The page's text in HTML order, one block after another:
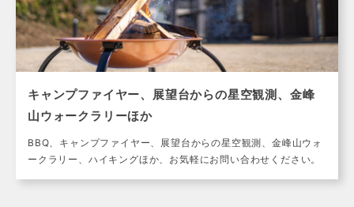
キャンプファイヤー、展望台からの星空観測、金峰
山ウォークラリーほか
BBQ、キャンプファイヤー、展望台からの星空観測、金峰山ウォ
ークラリー、ハイキングほか、お気軽にお問い合わせください。